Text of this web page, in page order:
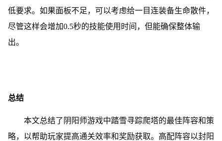
低要求。如果面板不足，可以考虑给一目连装备生命散件，
尽管这样会增加0.5秒的技能使用时间，但能确保整体输
出。
总结
本文总结了阴阳师游戏中踏雪寻踪爬塔的最佳阵容和策
略，以帮助玩家提高通关效率和奖励获取。高配阵容以封阳